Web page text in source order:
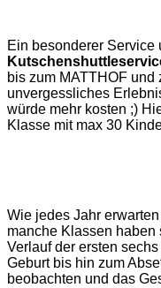
Ein besonderer Service
bis zum MATTHOF und
unvergessliches
würde mehr kosten ;)
Klasse mit max 30
Wie jedes Jahr
manche Klassen haben
Verlauf der ersten
Geburt bis hin zum
beobachten und das